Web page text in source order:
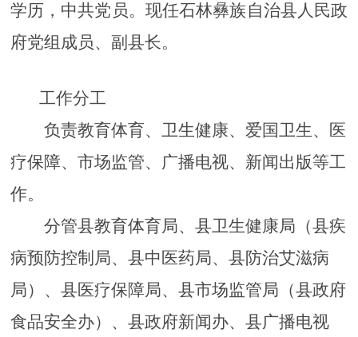
学历，中共党员。现任石林彝族自治县人民政
府党组成员、副县长。
工作分工
负责教育体育、卫生健康、爱国卫生、医
疗保障、市场监管、广播电视、新闻出版等工
作。
分管县教育体育局、县卫生健康局（县疾
病预防控制局、 县中医药局、县防治艾滋病
局）、县医疗保障局、县市场监管局（县政府
食品安全办）、县政府新闻办、县广播电视